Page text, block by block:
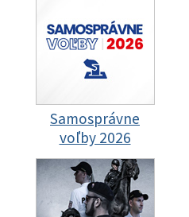
Samosprávne
voľby 2026